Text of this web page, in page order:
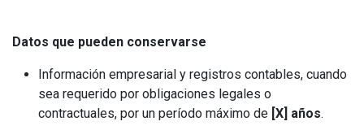
Datos que pueden conservarse
Información empresarial y registros contables, cuando
sea requerido por obligaciones legales o
contractuales, por un período máximo de [X] años.